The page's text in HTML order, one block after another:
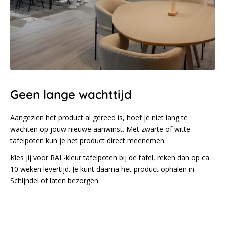
Geen lange wachttijd
Aangezien het product al gereed is, hoef je niet lang te
wachten op jouw nieuwe aanwinst. Met zwarte of witte
tafelpoten kun je het product direct meenemen.
Kies jij voor RAL-kleur tafelpoten bij de tafel, reken dan op ca.
10 weken levertijd. Je kunt daarna het product ophalen in
Schijndel of laten bezorgen.